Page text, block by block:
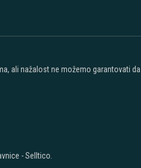
ali nažalost ne možemo garantovati
-Selltico.